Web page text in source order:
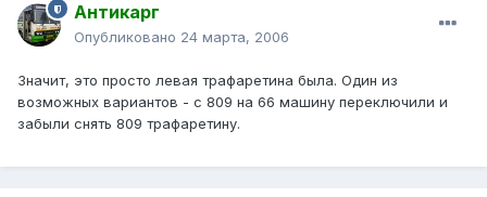
Антикарг
Опубликовано 24 марта, 2006
Значит, это просто левая трафаретина была. Один из
возможных вариантов - с 809 на 66 машину переключили и
забыли снять 809 трафаретину.